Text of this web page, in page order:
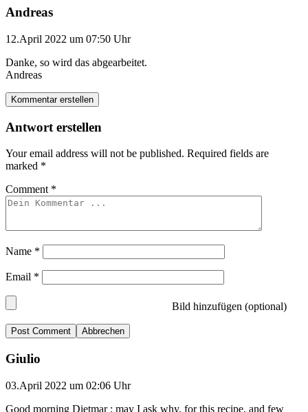
Andreas
12.April 2022 um 07:50 Uhr
Danke, so wird das abgearbeitet.
Andreas
Kommentar erstellen
Antwort erstellen
Your email address will not be published. Required fields are
marked *
Comment *
Name *
Email *
Bild hinzufügen (optional)
Abbrechen
Giulio
03.April 2022 um 02:06 Uhr
Good morning Dietmar : may I ask why, for this recipe, and few